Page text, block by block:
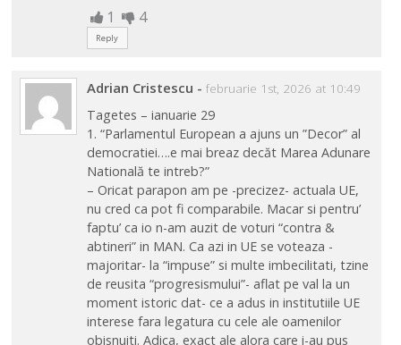
1 4
Reply
Adrian Cristescu - februarie 1st, 2026 at 10:49
Tagetes – ianuarie 29
1. “Parlamentul European a ajuns un ”Decor” al
democratiei….e mai breaz decăt Marea Adunare
Natională te intreb?”
– Oricat parapon am pe -precizez- actuala UE,
nu cred ca pot fi comparabile. Macar si pentru’
faptu’ ca io n-am auzit de voturi “contra &
abtineri” in MAN. Ca azi in UE se voteaza -
majoritar- la “impuse” si multe imbecilitati, tzine
de reusita “progresismului”- aflat pe val la un
moment istoric dat- ce a adus in institutiile UE
interese fara legatura cu cele ale oamenilor
obisnuiti. Adica, exact ale alora care i-au pus